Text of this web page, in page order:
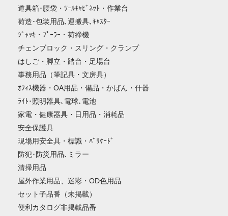
道具箱･腰袋・ﾂｰﾙｷｬﾋﾞﾈｯﾄ・作業台
荷造･包装用品､運搬具､ｷｬｽﾀｰ
ｼﾞｬｯｷ・ﾌﾟｰﾗｰ・荷締機
チェンブロック・スリング・クランプ
はしご・脚立・踏台・足場台
事務用品（筆記具・文房具）
ｵﾌｨｽ機器・OA用品・備品・かばん・什器
ﾗｲﾄ･照明器具､電球､電池
家電・健康器具・日用品・消耗品
安全保護具
現場用安全具・標識・ﾊﾞﾘｹｰﾄﾞ
防犯･防災用品､ミラー
清掃用品
屋外作業用品、迷彩・OD色用品
セット子品番（未掲載）
便利カタログ非掲載品番